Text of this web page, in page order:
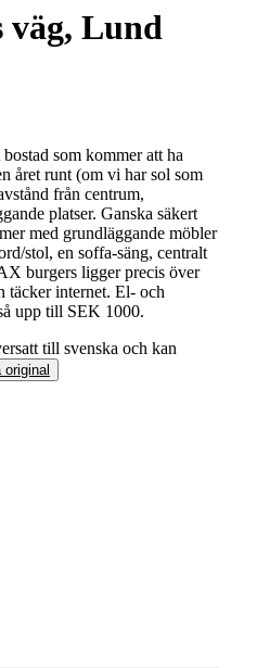
väg, Lund
som kommer att ha
året runt (om vi har sol som
från centrum,
platser. Ganska säkert
med grundläggande möbler
stol, en soffa-säng, centralt
burgers ligger precis över
täcker internet. El- och
upp till SEK 1000.
till svenska och kan
original